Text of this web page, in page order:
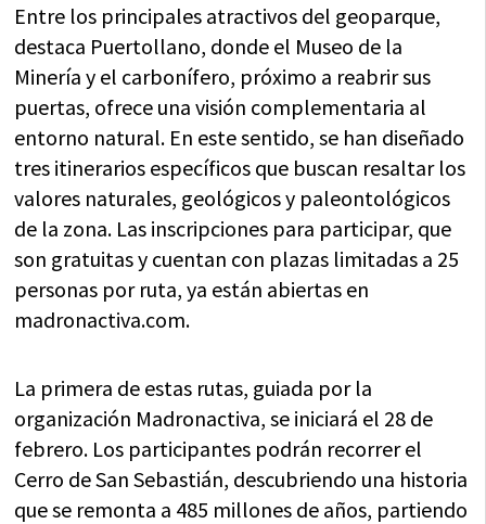
Entre los principales atractivos del geoparque,
destaca Puertollano, donde el Museo de la
Minería y el carbonífero, próximo a reabrir sus
puertas, ofrece una visión complementaria al
entorno natural. En este sentido, se han diseñado
tres itinerarios específicos que buscan resaltar los
valores naturales, geológicos y paleontológicos
de la zona. Las inscripciones para participar, que
son gratuitas y cuentan con plazas limitadas a 25
personas por ruta, ya están abiertas en
madronactiva.com.
La primera de estas rutas, guiada por la
organización Madronactiva, se iniciará el 28 de
febrero. Los participantes podrán recorrer el
Cerro de San Sebastián, descubriendo una historia
que se remonta a 485 millones de años, partiendo